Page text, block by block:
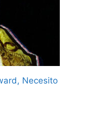
Necesito